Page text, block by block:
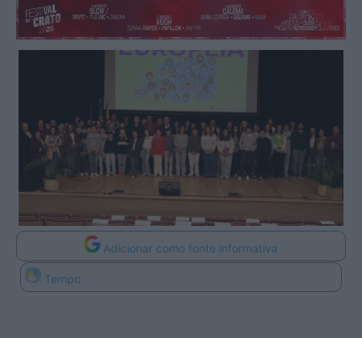
Adicionar como fonte informativa
Tempo